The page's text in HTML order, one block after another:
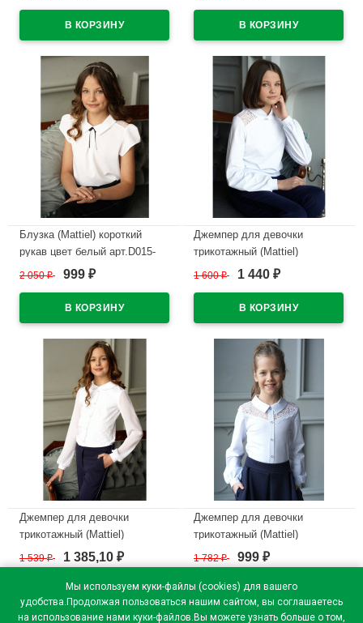
Мы используем куки-файлы (cookies) для вашего
удобства.Продолжая пользоваться нашим сайтом, вы соглашаетесь
на использование нами куки-файлов.Вы можете узнать больше о том,
34/134-44/164
34/128-44/164
Блузка (Mattiel) короткий
рукав цвет белый арт.D015-
136 размерный ряд 34/134-
2 050₽ 999 ₽
Джемпер для девочки
трикотажный (Mattiel)
короткий рукав цвет белый
34/134-44/164
1 600₽ 1 440 ₽
Джемпер для девочки
трикотажный (Mattiel)
длинный рукав цвет белый
арт.D048-48 размерный ряд
32/128-40/158
В наличии
1 539₽ 1 385,10 ₽
Джемпер для девочки
трикотажный (Mattiel)
длинный рукав цвет белый
арт.D079-111 размерный ряд
34/134-40/152
В наличии
1 782₽ 999 ₽